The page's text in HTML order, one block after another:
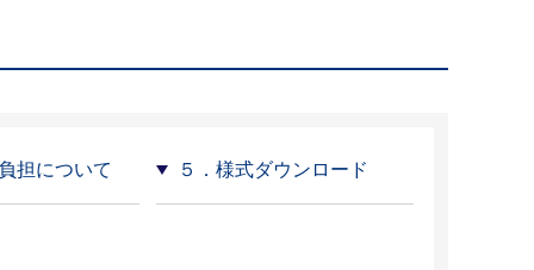
担について ５．様式ダウンロード